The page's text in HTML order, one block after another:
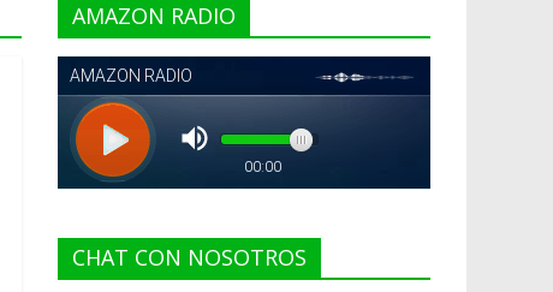
AMAZON RADIO
CHAT CON NOSOTROS